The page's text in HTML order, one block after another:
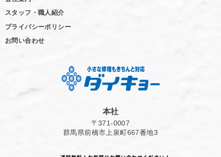
スタッフ・職人紹介
プライバシーポリシー
お問い合わせ
本社
〒371-0007
群馬県前橋市上泉町667番地3